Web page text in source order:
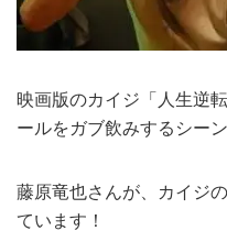
映画版のカイジ「人生逆
ールをガブ飲みするシー
藤原竜也さんが、カイジ
ています！